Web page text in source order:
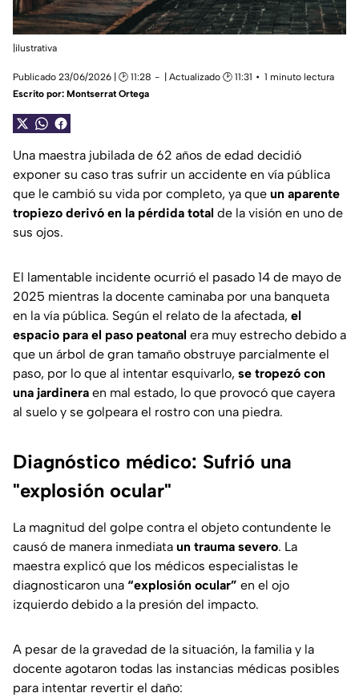
|ilustrativa
Publicado 23/06/2026 | 🕑 11:28 | Actualizado 🕑 11:31
1 minuto lectura
Escrito por: Montserrat Ortega
Una maestra jubilada de 62 años de edad decidió
exponer su caso tras sufrir un accidente en vía pública
que le cambió su vida por completo, ya que un aparente
tropiezo derivó en la pérdida total de la visión en uno de
sus ojos.
El lamentable incidente ocurrió el pasado 14 de mayo de
2025 mientras la docente caminaba por una banqueta
en la vía pública. Según el relato de la afectada, el
espacio para el paso peatonal era muy estrecho debido a
que un árbol de gran tamaño obstruye parcialmente el
paso, por lo que al intentar esquivarlo, se tropezó con
una jardinera en mal estado, lo que provocó que cayera
al suelo y se golpeara el rostro con una piedra.
Diagnóstico médico: Sufrió una
"explosión ocular"
La magnitud del golpe contra el objeto contundente le
causó de manera inmediata un trauma severo. La
maestra explicó que los médicos especialistas le
diagnosticaron una “explosión ocular” en el ojo
izquierdo debido a la presión del impacto.
A pesar de la gravedad de la situación, la familia y la
docente agotaron todas las instancias médicas posibles
para intentar revertir el daño: